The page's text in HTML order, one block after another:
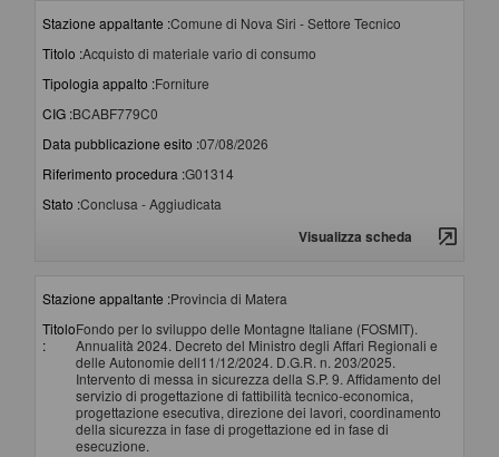
Stazione appaltante :Comune di Nova Siri - Settore Tecnico
Titolo :Acquisto di materiale vario di consumo
Tipologia appalto :Forniture
CIG :BCABF779C0
Data pubblicazione esito :07/08/2026
Riferimento procedura :G01314
Stato :Conclusa - Aggiudicata
Visualizza scheda
Stazione appaltante :Provincia di Matera
Titolo
:
Fondo per lo sviluppo delle Montagne Italiane (FOSMIT).
Annualità 2024. Decreto del Ministro degli Affari Regionali e
delle Autonomie dell11/12/2024. D.G.R. n. 203/2025.
Intervento di messa in sicurezza della S.P. 9. Affidamento del
servizio di progettazione di fattibilità tecnico-economica,
progettazione esecutiva, direzione dei lavori, coordinamento
della sicurezza in fase di progettazione ed in fase di
esecuzione.